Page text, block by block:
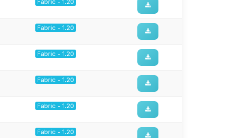
Fabric - 1.20
Fabric - 1.20
Fabric - 1.20
Fabric - 1.20
Fabric - 1.20
Fabric - 1.20